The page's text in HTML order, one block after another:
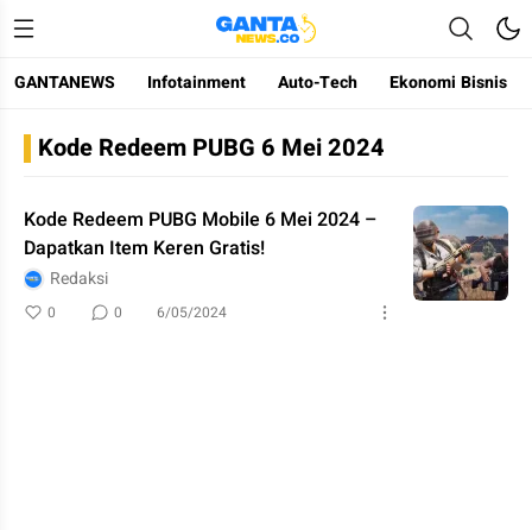
Gantanews
Informasi Membangun Bangsa
GANTANEWS Infotainment Auto-Tech Ekonomi Bisnis
Kode Redeem PUBG 6 Mei 2024
Kode Redeem PUBG Mobile 6 Mei 2024 –
Dapatkan Item Keren Gratis!
Redaksi
0 0 6/05/2024